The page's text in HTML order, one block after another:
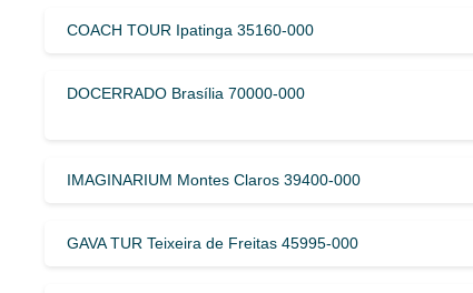
COACH TOUR Ipatinga 35160-000
DOCERRADO Brasília 70000-000
IMAGINARIUM Montes Claros 39400-000
GAVA TUR Teixeira de Freitas 45995-000